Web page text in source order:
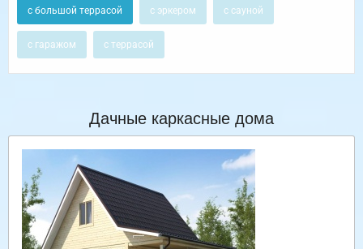
с большой террасой с эркером с сауной
с гаражом с террасой
Дачные каркасные дома